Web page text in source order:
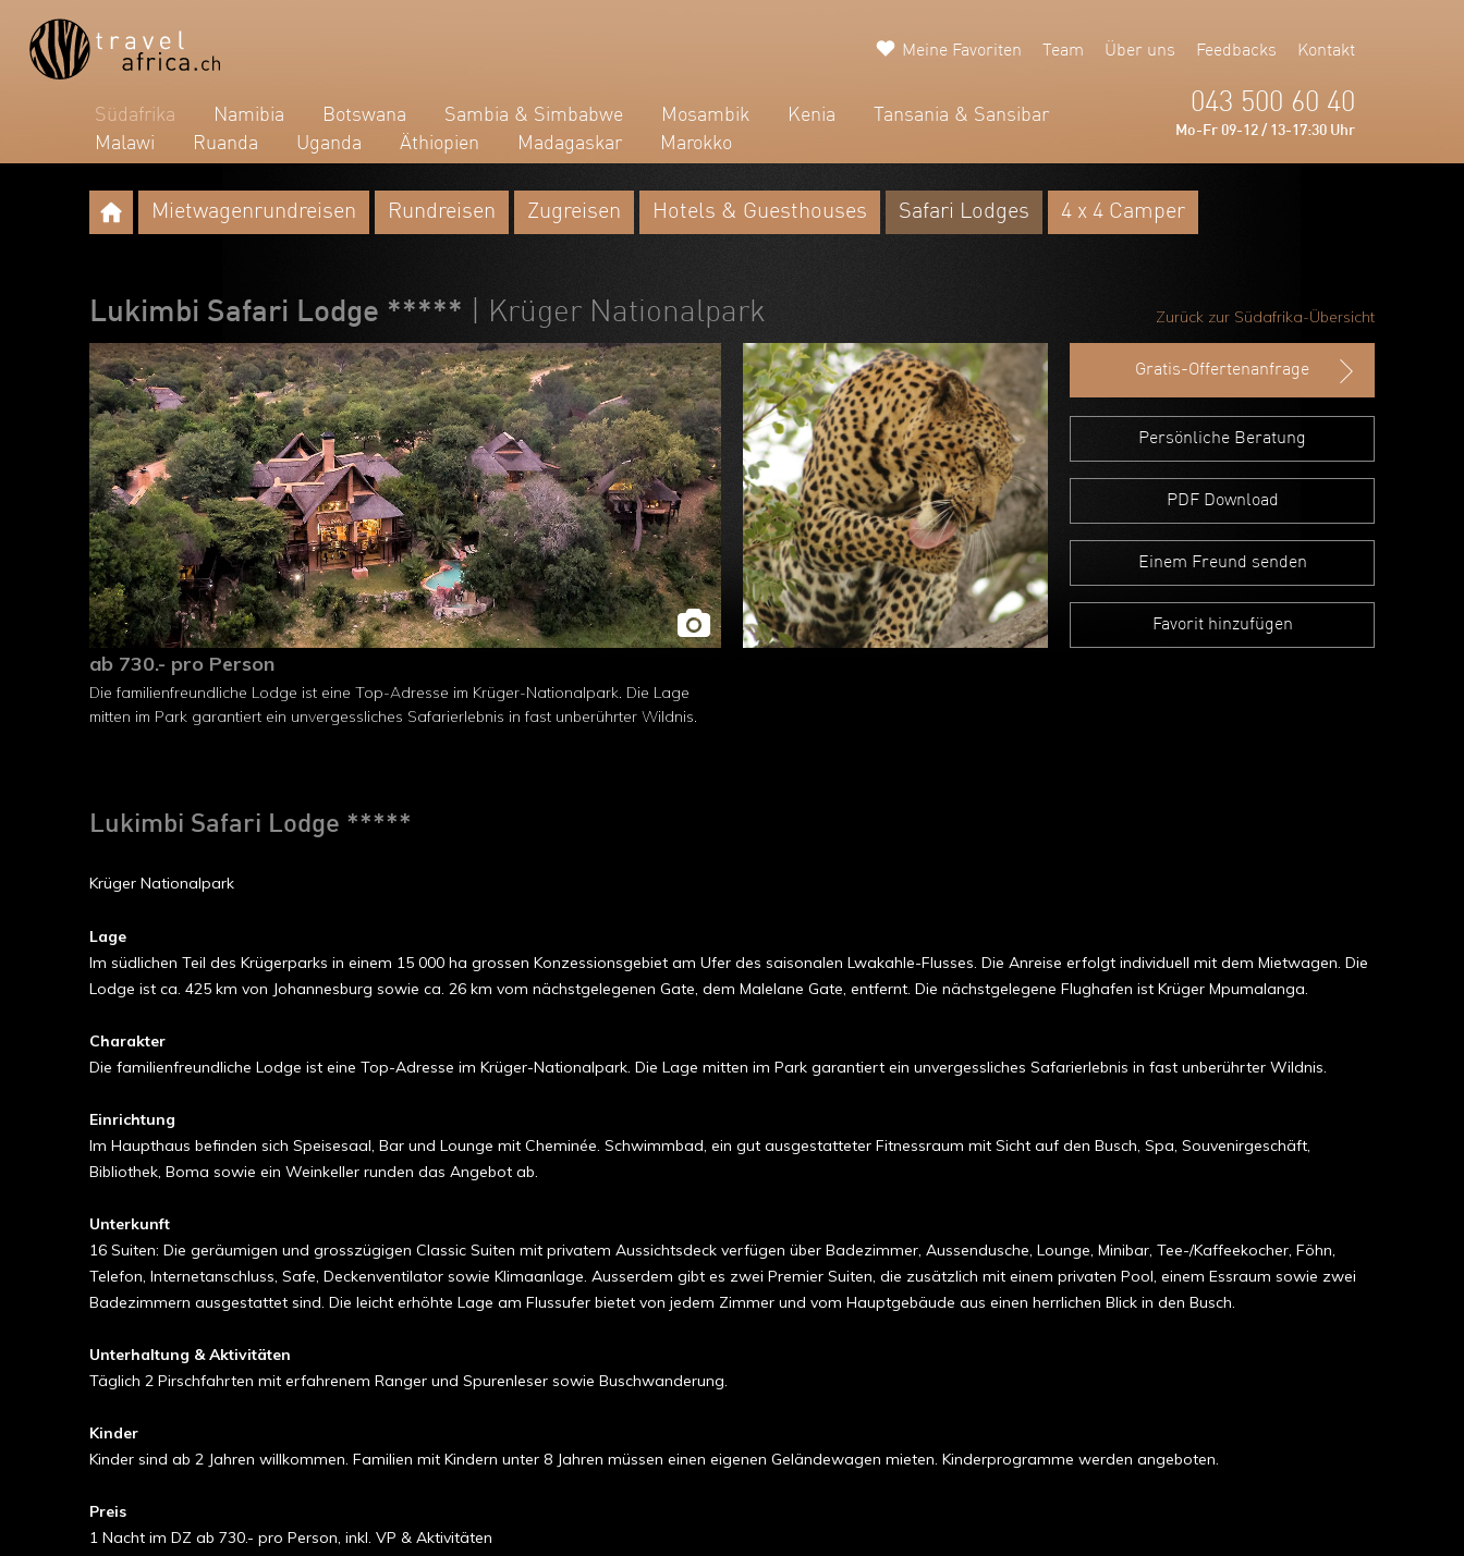
Südafrika Namibia Botswana Sambia & Simbabwe Mosambik Kenia
Tansania & Sansibar
Malawi
Ruanda Uganda Äthiopien Madagaskar Marokko
Meine Favoriten Team Über uns Feedbacks Kontakt
043 500 60 40
Mo-Fr 09-12 / 13-17:30 Uhr
Mietwagenrundreisen Rundreisen Zugreisen Hotels & Guesthouses Safari Lodges 4 x 4 Camper
Zurück zur Südafrika-Übersicht
Lukimbi Safari Lodge ***** | Krüger Nationalpark
Gratis-Offertenanfrage
Persönliche Beratung
PDF Download
Einem Freund senden
Favorit hinzufügen
ab 730.- pro Person
Die familienfreundliche Lodge ist eine Top-Adresse im Krüger-Nationalpark. Die Lage
mitten im Park garantiert ein unvergessliches Safarierlebnis in fast unberührter Wildnis.
Lukimbi Safari Lodge *****
Krüger Nationalpark
Lage
Im südlichen Teil des Krügerparks in einem 15 000 ha grossen Konzessionsgebiet am Ufer des saisonalen Lwakahle-Flusses. Die Anreise erfolgt individuell mit dem Mietwagen. Die
Lodge ist ca. 425 km von Johannesburg sowie ca. 26 km vom nächstgelegenen Gate, dem Malelane Gate, entfernt. Die nächstgelegene Flughafen ist Krüger Mpumalanga.
Charakter
Die familienfreundliche Lodge ist eine Top-Adresse im Krüger-Nationalpark. Die Lage mitten im Park garantiert ein unvergessliches Safarierlebnis in fast unberührter Wildnis.
Einrichtung
Im Haupthaus befinden sich Speisesaal, Bar und Lounge mit Cheminée. Schwimmbad, ein gut ausgestatteter Fitnessraum mit Sicht auf den Busch, Spa, Souvenirgeschäft,
Bibliothek, Boma sowie ein Weinkeller runden das Angebot ab.
Unterkunft
16 Suiten: Die geräumigen und grosszügigen Classic Suiten mit privatem Aussichtsdeck verfügen über Badezimmer, Aussendusche, Lounge, Minibar, Tee-/Kaffeekocher, Föhn,
Telefon, Internetanschluss, Safe, Deckenventilator sowie Klimaanlage. Ausserdem gibt es zwei Premier Suiten, die zusätzlich mit einem privaten Pool, einem Essraum sowie zwei
Badezimmern ausgestattet sind. Die leicht erhöhte Lage am Flussufer bietet von jedem Zimmer und vom Hauptgebäude aus einen herrlichen Blick in den Busch.
Unterhaltung & Aktivitäten
Täglich 2 Pirschfahrten mit erfahrenem Ranger und Spurenleser sowie Buschwanderung.
Kinder
Kinder sind ab 2 Jahren willkommen. Familien mit Kindern unter 8 Jahren müssen einen eigenen Geländewagen mieten. Kinderprogramme werden angeboten.
Preis
1 Nacht im DZ ab 730.- pro Person, inkl. VP & Aktivitäten